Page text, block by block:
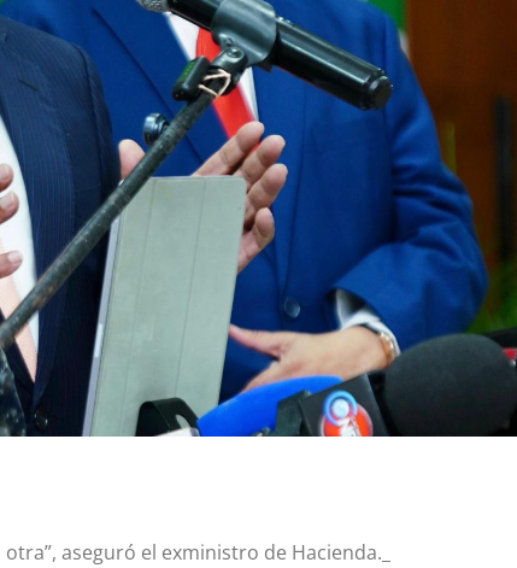
aseguró el exministro de Hacienda._